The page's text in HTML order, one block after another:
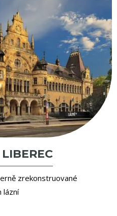
zrekonstruované
lázní